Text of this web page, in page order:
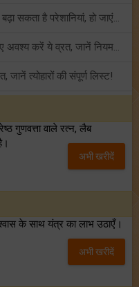
बुध का कर्क राशि में गोचर: इन 2 राशियों की बढ़ा सकता है परेशानियां, हो जाएं सावधान!
पहला सावन सोमवार व्रत: मनचाहे वर के लिए अवश्य करें ये व्रत, जानें नियम एवं पूजा विधि!
जानें त्योहारों की संपूर्ण लिस्ट!
गुणवत्ता वाले रत्न, लैब
अभी खरीदें
के साथ यंत्र का लाभ उठाएँ।
अभी खरीदें